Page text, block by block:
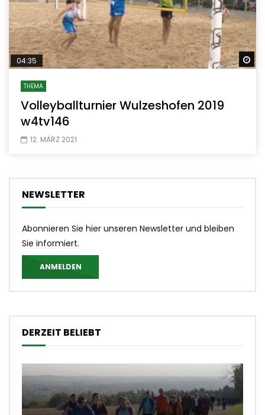
04:35
THEMA
Volleyballturnier Wulzeshofen 2019
w4tv146
12. MÄRZ 2021
NEWSLETTER
Abonnieren Sie hier unseren Newsletter und bleiben
Sie informiert.
ANMELDEN
DERZEIT BELIEBT